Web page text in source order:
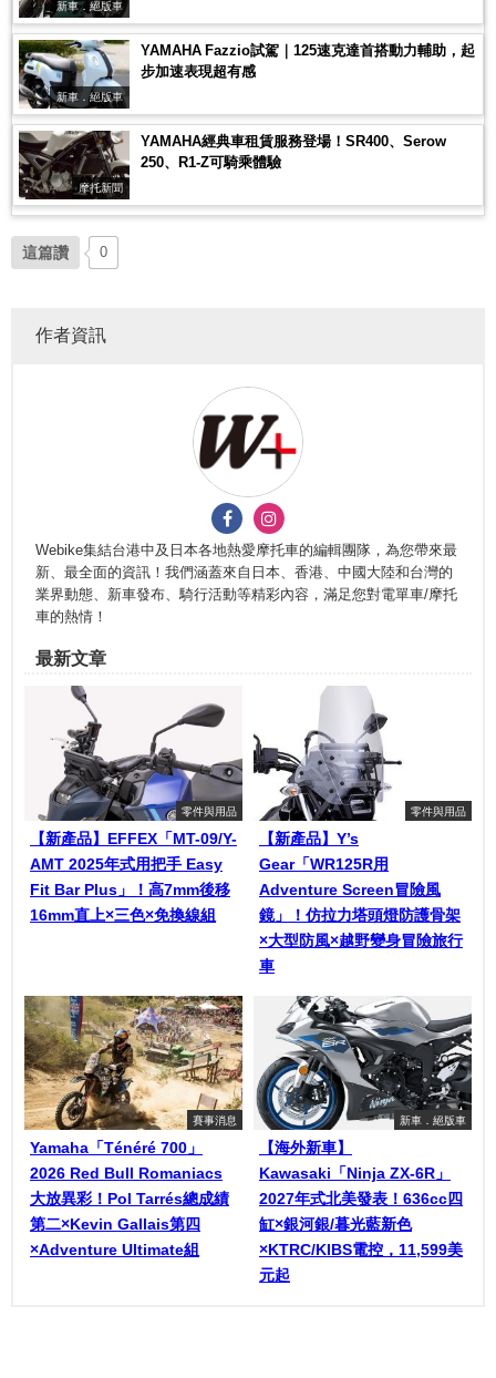
新車．絕版車
新車．絕版車
YAMAHA Fazzio試駕｜125速克達首搭動力輔助，起
步加速表現超有感
摩托新聞
YAMAHA經典車租賃服務登場！SR400、Serow
250、R1-Z可騎乘體驗
這篇讚 0
作者資訊
Webike集結台港中及日本各地熱愛摩托車的編輯團隊，為您帶來最
新、最全面的資訊！我們涵蓋來自日本、香港、中國大陸和台灣的
業界動態、新車發布、騎行活動等精彩內容，滿足您對電單車/摩托
車的熱情！
最新文章
零件與用品
【新產品】EFFEX「MT-09/Y-
AMT 2025年式用把手 Easy
Fit Bar Plus」！高7mm後移
16mm直上×三色×免換線組
零件與用品
【新產品】Y’s
Gear「WR125R用
Adventure Screen冒險風
鏡」！仿拉力塔頭燈防護骨架
×大型防風×越野變身冒險旅行
車
賽事消息
Yamaha「Ténéré 700」
2026 Red Bull Romaniacs
大放異彩！Pol Tarrés總成績
第二×Kevin Gallais第四
×Adventure Ultimate組
新車．絕版車
【海外新車】
Kawasaki「Ninja ZX-6R」
2027年式北美發表！636cc四
缸×銀河銀/暮光藍新色
×KTRC/KIBS電控，11,599美
元起